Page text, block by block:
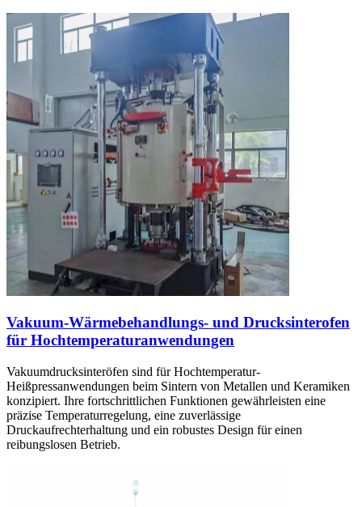
Vakuum-Wärmebehandlungs- und Drucksinterofen
für Hochtemperaturanwendungen
Vakuumdrucksinteröfen sind für Hochtemperatur-
Heißpressanwendungen beim Sintern von Metallen und Keramiken
konzipiert. Ihre fortschrittlichen Funktionen gewährleisten eine
präzise Temperaturregelung, eine zuverlässige
Druckaufrechterhaltung und ein robustes Design für einen
reibungslosen Betrieb.